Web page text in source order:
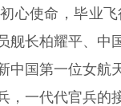
心使命，毕业
舰长柏耀平、
中国第一位女
，一代代官兵